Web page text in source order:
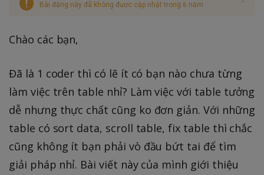
Bài đăng này đã không được cập nhật trong 6 năm
Chào các bạn,
Đã là 1 coder thì có lẽ ít có bạn nào chưa từng
làm việc trên table nhỉ? Làm việc với table tưởng
dễ nhưng thực chất cũng ko đơn giản. Với những
table có sort data, scroll table, fix table thì chắc
cũng không ít bạn phải vò đầu bứt tai để tìm
giải pháp nhỉ. Bài viết này của mình giới thiệu